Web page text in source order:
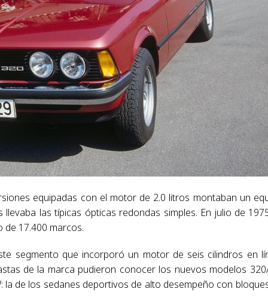
equipadas con el motor de 2.0 litros montaban un
las típicas ópticas redondas simples. En julio de
de 17.400 marcos.
segmento que incorporó un motor de seis cilindros en
de la marca pudieron conocer los nuevos modelos
de los sedanes deportivos de alto desempeño con